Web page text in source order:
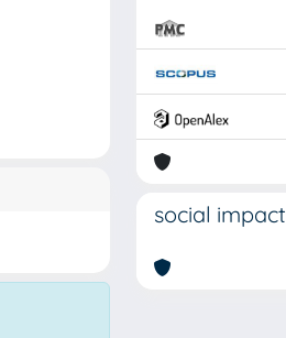
social impact